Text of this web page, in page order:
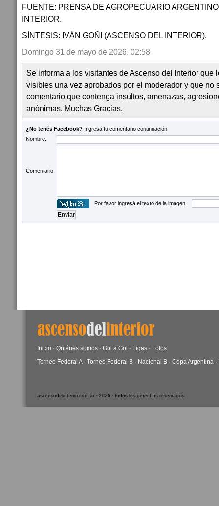
FUENTE: PRENSA DE AGROPECUARIO
INTERIOR.
SÍNTESIS: IVÁN GOÑI (ASCENSO DEL INTERIOR).
Domingo 31 de mayo de 2026, 02:58
Se informa a los visitantes de Ascenso del Interior que
visibles una vez aprobados por el moderador y que no
comentario que contenga insultos, amenazas,
anónimas. Muchas Gracias.
¿No tenés Facebook? Ingresá tu comentario continuación:
Nombre:
Comentario:
Por favor ingresá el texto de la imagen:
Inicio · Quiénes somos · Gol a Gol · Ligas · Fotos
Torneo Federal A· Torneo Federal B · Nacional B · Copa Argentina ·
ascensodelinterior.com.ar · 2026 · todos los derechos reservados